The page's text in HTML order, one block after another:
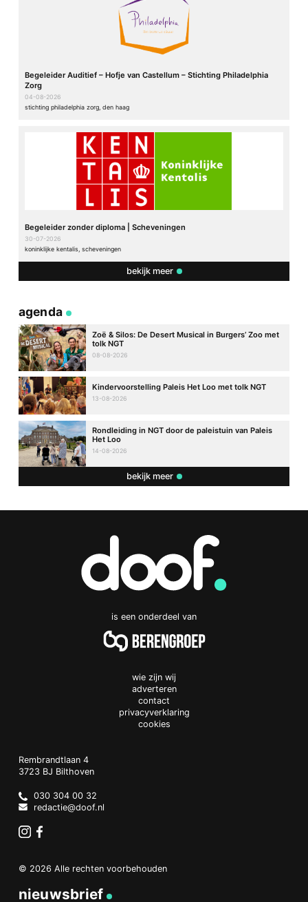
Begeleider Auditief – Hofje van Castellum – Stichting Philadelphia
Zorg
04-08-2026
stichting philadelphia zorg, den haag
Begeleider zonder diploma | Scheveningen
30-07-2026
koninklijke kentalis, scheveningen
bekijk meer
agenda
Zoë & Silos: De Desert Musical in Burgers’ Zoo met
tolk NGT
08-08-2026
Kindervoorstelling Paleis Het Loo met tolk NGT
13-08-2026
Rondleiding in NGT door de paleistuin van Paleis
Het Loo
14-08-2026
bekijk meer
is een onderdeel van
wie zijn wij
adverteren
contact
privacyverklaring
cookies
Doof.nl
work
Rembrandtlaan 4
3723 BJ Bilthoven
Netherlands
030 304 00 32
redactie@doof.nl
© 2026 Alle rechten voorbehouden
nieuwsbrief